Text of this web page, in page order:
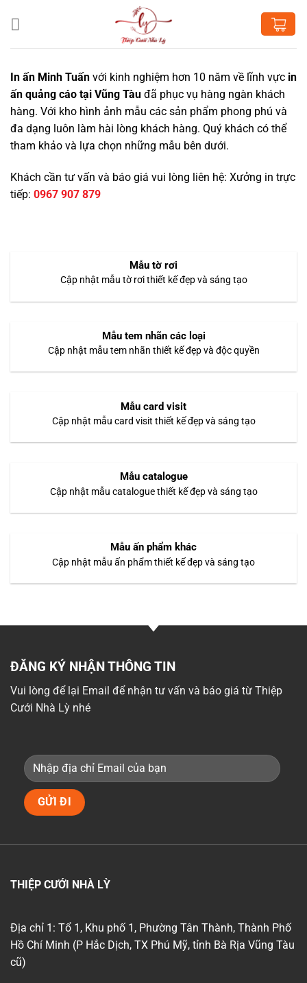
In ấn Minh Tuấn với kinh nghiệm hơn 10 năm về lĩnh vực in
ấn quảng cáo tại Vũng Tàu đã phục vụ hàng ngàn khách
hàng. Với kho hình ảnh mẫu các sản phẩm phong phú và
đa dạng luôn làm hài lòng khách hàng. Quý khách có thể
tham khảo và lựa chọn những mẫu bên dưới.
Khách cần tư vấn và báo giá vui lòng liên hệ: Xưởng in trực
tiếp: 0967 907 879
Mẫu tờ rơi
Cập nhật mẫu tờ rơi thiết kế đẹp và sáng tạo
Mẫu tem nhãn các loại
Cập nhật mẫu tem nhãn thiết kế đẹp và độc quyền
Mẫu card visit
Cập nhật mẫu card visit thiết kế đẹp và sáng tạo
Mẫu catalogue
Cập nhật mẫu catalogue thiết kế đẹp và sáng tạo
Mẫu ấn phẩm khác
Cập nhật mẫu ấn phẩm thiết kế đẹp và sáng tạo
ĐĂNG KÝ NHẬN THÔNG TIN
Vui lòng để lại Email để nhận tư vấn và báo giá từ Thiệp
Cưới Nhà Lỳ nhé
THIỆP CƯỚI NHÀ LỲ
Địa chỉ 1: Tổ 1, Khu phố 1, Phường Tân Thành, Thành Phố
Hồ Chí Minh (P Hắc Dịch, TX Phú Mỹ, tỉnh Bà Rịa Vũng Tàu
cũ)